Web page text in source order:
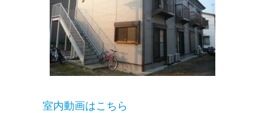
室内動画はこちら